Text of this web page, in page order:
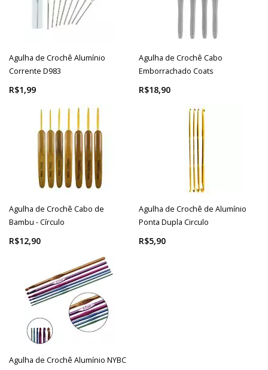
Agulha de Crochê Alumínio
Corrente D983
R$1,99
Agulha de Crochê Cabo
Emborrachado Coats
R$18,90
Agulha de Crochê Cabo de
Bambu - Círculo
R$12,90
Agulha de Crochê de Alumínio
Ponta Dupla Circulo
R$5,90
Agulha de Crochê Alumínio NYBC